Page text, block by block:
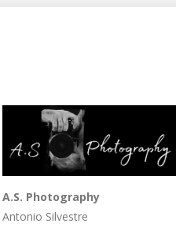
A.S. Photography
Antonio Silvestre